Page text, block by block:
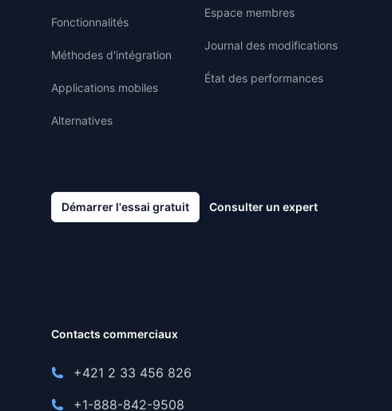
Fonctionnalités
Méthodes d'intégration
Applications mobiles
Alternatives
Espace membres
Journal des modifications
État des performances
Démarrer l'essai gratuit Consulter un expert
Contacts commerciaux
+421 2 33 456 826
+1-888-842-9508